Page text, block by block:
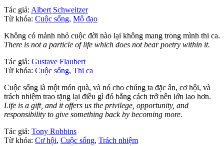
Tác giả: Albert Schweitzer
Từ khóa: Cuộc sống, Mộ đạo
Không có mảnh nhỏ cuộc đời nào lại không mang trong mình thi ca.
There is not a particle of life which does not bear poetry within it.
Tác giả: Gustave Flaubert
Từ khóa: Cuộc sống, Thi ca
Cuộc sống là một món quà, và nó cho chúng ta đặc ân, cơ hội, và
trách nhiệm trao tặng lại điều gì đó bằng cách trở nên lớn lao hơn.
Life is a gift, and it offers us the privilege, opportunity, and
responsibility to give something back by becoming more.
Tác giả: Tony Robbins
Từ khóa: Cơ hội, Cuộc sống, Trách nhiệm